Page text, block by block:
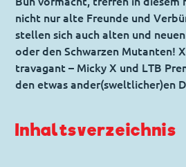
nicht nur alte Freunde und
stellen sich auch alten und
oder den Schwarzen Mutanten!
travagant – Micky X und LTB
den etwas ander(sweltlicher)en
Inhaltsverzeichnis